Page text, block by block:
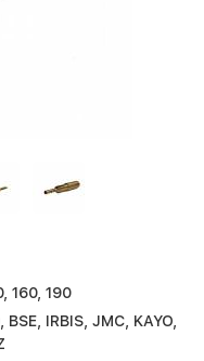
160, 190
IRBIS, JMC, KAYO,